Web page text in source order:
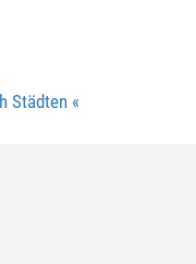
Städten «